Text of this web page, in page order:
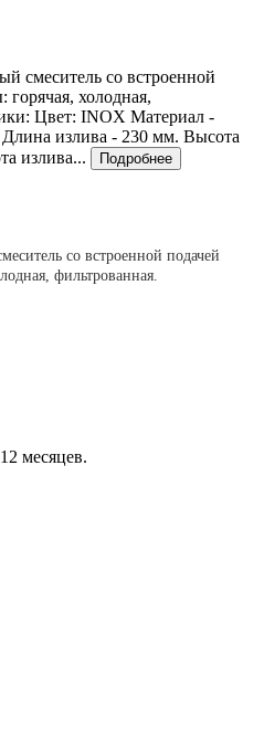
смеситель со встроенной
холодная,
Цвет: INOX Материал -
излива - 230 мм. Высота
излива...
Подробнее
со встроенной подачей
фильтрованная.
месяцев.